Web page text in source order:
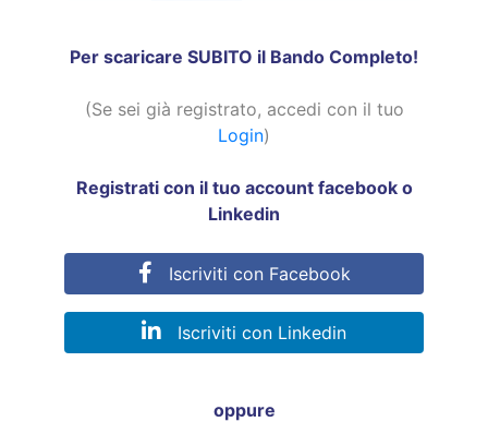
Per scaricare SUBITO il Bando Completo!
(Se sei già registrato, accedi con il tuo
Login)
Registrati con il tuo account facebook o
Linkedin
Iscriviti con Facebook
Iscriviti con Linkedin
oppure